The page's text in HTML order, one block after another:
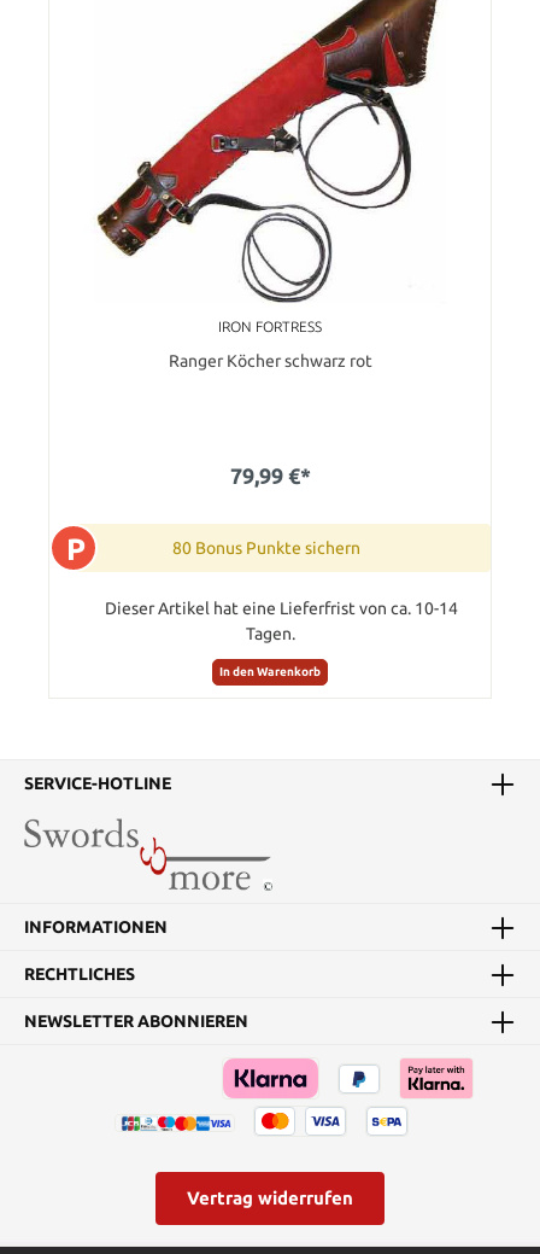
IRON FORTRESS
Ranger Köcher schwarz rot
79,99 €*
P 80 Bonus Punkte sichern
Dieser Artikel hat eine Lieferfrist von ca. 10-14
Tagen.
In den Warenkorb
SERVICE-HOTLINE
INFORMATIONEN
RECHTLICHES
NEWSLETTER ABONNIEREN
Vertrag widerrufen